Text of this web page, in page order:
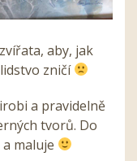
aby, jak
zničí
a pravidelně
tvorů. Do
maluje